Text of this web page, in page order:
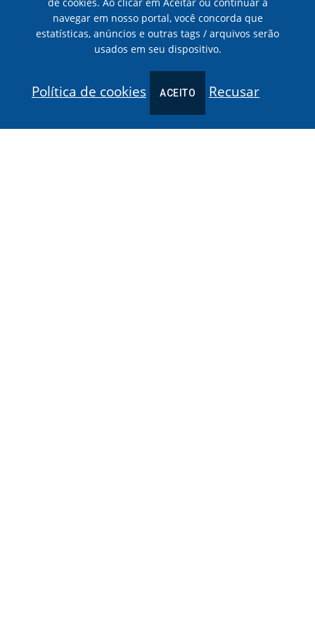
16 DE NOV, 2016
A venda de ingressos inicia Quinta-feira dia 11 de agosto
Yanni no MAIS VOCÊ
navegar em nosso portal, você concorda que
estatísticas, anúncios e outras tags / arquivos serão
usados em seu dispositivo.
Política de cookies ACEITO Recusar